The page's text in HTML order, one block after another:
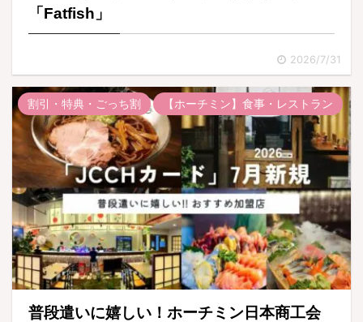
「Fatfish」
2026/7/31
割引・特典・ごっち割 【ホーチミン】食事・レストラン
普段遣いに嬉しい！ホーチミン日本商工会